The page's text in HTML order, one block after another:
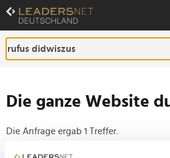
Zum
Inhalt
Zur
Fußzeilen-
Navigation
Die ganze Website
Die Anfrage ergab 1 Treffer.